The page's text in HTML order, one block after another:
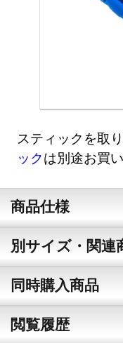
スティックを取
ックは別途お買
商品仕様
別サイズ・関連
同時購入商品
閲覧履歴